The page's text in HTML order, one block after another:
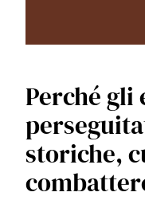
Perché gli
storiche,